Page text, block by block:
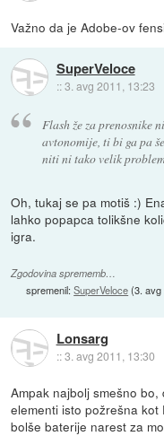
Važno da je Adobe-ov
SuperVeloce
::3. avg 2011, 13:23
Flash že za prenosnike
avtonomije, ti bi ga pa
niti ni tako velik
Oh, tukaj se pa motiš :)
lahko popapca tolikšne
igra.
Zgodovina sprememb…
spremenil:SuperVeloce(3. avg
Lonsarg
::3. avg 2011, 13:30
Ampak najbolj smešno
elementi isto požrešna
bolše baterije narest za